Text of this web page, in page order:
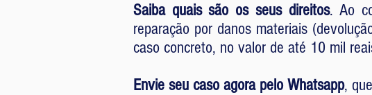
Saiba quais são os seus direitos. Ao
reparação por danos materiais
caso concreto, no valor de até 10 mil
Envie seu caso agora pelo Whatsapp,